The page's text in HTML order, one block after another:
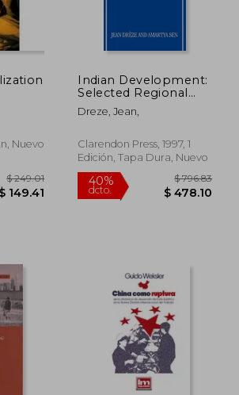
$ 56.75 45%
Nuevo
Indian Development:
Selected Regional
Perspectives (Wider
Studies in
Economics) (en
Inglés)
Dreze, Jean,
Clarendon Press, 1997, 1
Edición, Tapa Dura, Nuevo